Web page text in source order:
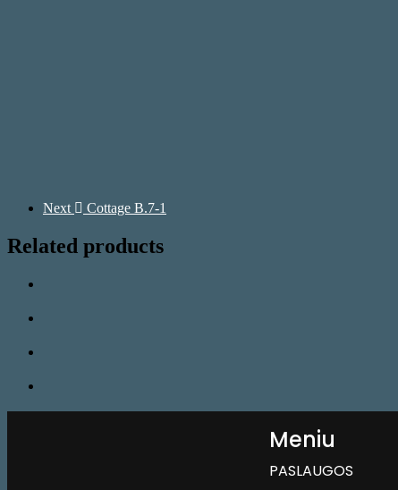
Next Cottage B.7-1
Related products
Meniu
PASLAUGOS